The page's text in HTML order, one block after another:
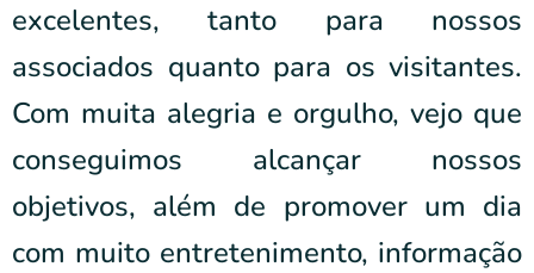
excelentes, tanto para nossos
associados quanto para os visitantes.
Com muita alegria e orgulho, vejo que
conseguimos alcançar nossos
objetivos, além de promover um dia
com muito entretenimento, informação